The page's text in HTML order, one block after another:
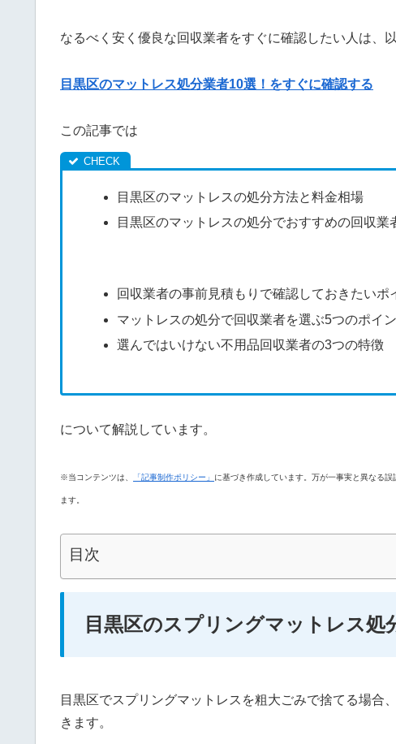
なるべく安く優良な回収業者をすぐに確認したい人は、
目黒区のマットレス処分業者10選！をすぐに確認する
この記事では
目黒区のマットレスの処分方法と料金相場
目黒区のマットレスの処分でおすすめの回収業
回収業者の事前見積もりで確認しておきたいポ
マットレスの処分で回収業者を選ぶ5つのポイ
選んではいけない不用品回収業者の3つの特徴
について解説しています。
※当コンテンツは、 「記事制作ポリシー」 に基づき作成しています。万が一事実と異なる誤
ます。
目次
目黒区のスプリングマットレス処
目黒区でスプリングマットレスを粗大ごみで捨てる場合
きます。